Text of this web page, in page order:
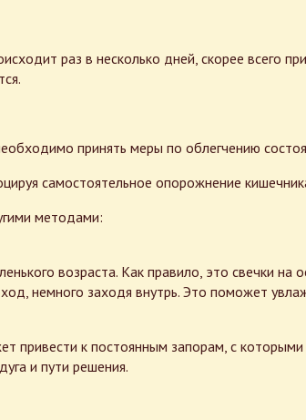
раз в несколько дней, скорее всего
принять меры по облегчению
самостоятельное опорожнение
методами:
возраста. Как правило, это свечки на
немного заходя внутрь. Это поможет
к постоянным запорам, с которыми
и пути решения.